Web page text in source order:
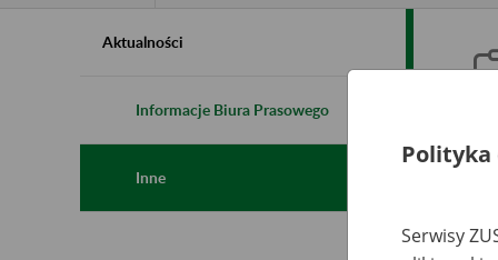
Aktualności
Informacje Biura Prasowego
Inne
Polityka
Serwisy